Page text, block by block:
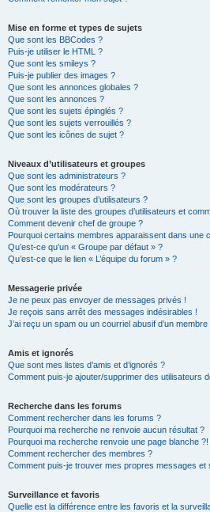
Mise en forme et types de sujets
Que sont les BBCodes ?
Puis-je utiliser le HTML ?
Que sont les smileys ?
Puis-je publier des images ?
Que sont les annonces globales ?
Que sont les annonces ?
Que sont les sujets épinglés ?
Que sont les sujets verrouillés ?
Que sont les icônes de sujet ?
Niveaux d’utilisateurs et groupes
Que sont les administrateurs ?
Que sont les modérateurs ?
Que sont les groupes d’utilisateurs ?
Où trouver la liste des groupes d’utilisateurs et
Comment devenir chef de groupe ?
Pourquoi certains membres apparaissent dans une
Qu’est-ce qu’un « Groupe par défaut » ?
Qu’est-ce que le lien « L’équipe du forum » ?
Messagerie privée
Je ne peux pas envoyer de messages privés !
Je reçois sans arrêt des messages indésirables !
J’ai reçu un spam ou un courriel abusif d’un
Amis et ignorés
Que sont mes listes d’amis et d’ignorés ?
Comment puis-je ajouter/supprimer des utilisateurs
Recherche dans les forums
Comment rechercher dans les forums ?
Pourquoi ma recherche ne renvoie aucun résultat ?
Pourquoi ma recherche renvoie une page blanche ?!
Comment rechercher des membres ?
Comment puis-je trouver mes propres messages et
Surveillance et favoris
Quelle est la différence entre les favoris et la